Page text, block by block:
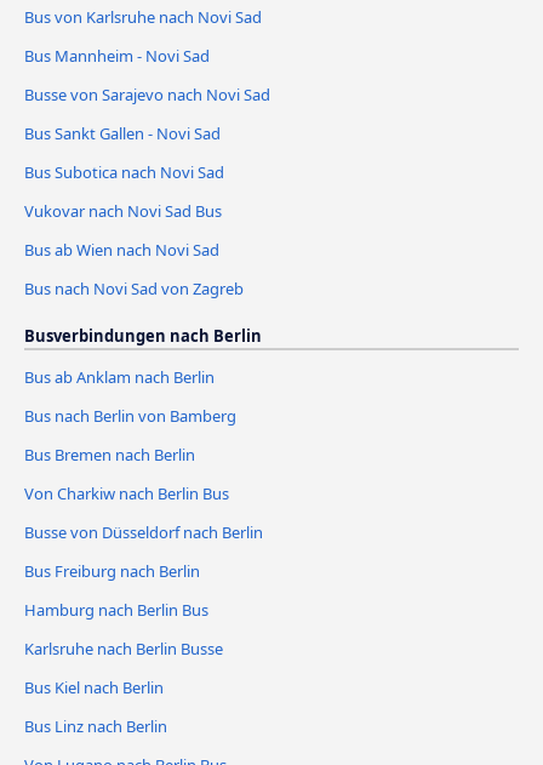
Bus von Karlsruhe nach Novi Sad
Bus Mannheim - Novi Sad
Busse von Sarajevo nach Novi Sad
Bus Sankt Gallen - Novi Sad
Bus Subotica nach Novi Sad
Vukovar nach Novi Sad Bus
Bus ab Wien nach Novi Sad
Bus nach Novi Sad von Zagreb
Busverbindungen nach Berlin
Bus ab Anklam nach Berlin
Bus nach Berlin von Bamberg
Bus Bremen nach Berlin
Von Charkiw nach Berlin Bus
Busse von Düsseldorf nach Berlin
Bus Freiburg nach Berlin
Hamburg nach Berlin Bus
Karlsruhe nach Berlin Busse
Bus Kiel nach Berlin
Bus Linz nach Berlin